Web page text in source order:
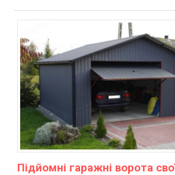
Підйомні гаражні ворота